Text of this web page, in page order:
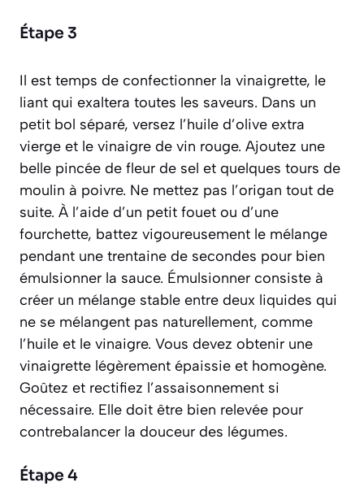
Étape 3
Il est temps de confectionner la vinaigrette, le
liant qui exaltera toutes les saveurs. Dans un
petit bol séparé, versez l’huile d’olive extra
vierge et le vinaigre de vin rouge. Ajoutez une
belle pincée de fleur de sel et quelques tours de
moulin à poivre. Ne mettez pas l’origan tout de
suite. À l’aide d’un petit fouet ou d’une
fourchette, battez vigoureusement le mélange
pendant une trentaine de secondes pour bien
émulsionner la sauce. Émulsionner consiste à
créer un mélange stable entre deux liquides qui
ne se mélangent pas naturellement, comme
l’huile et le vinaigre. Vous devez obtenir une
vinaigrette légèrement épaissie et homogène.
Goûtez et rectifiez l’assaisonnement si
nécessaire. Elle doit être bien relevée pour
contrebalancer la douceur des légumes.
Étape 4